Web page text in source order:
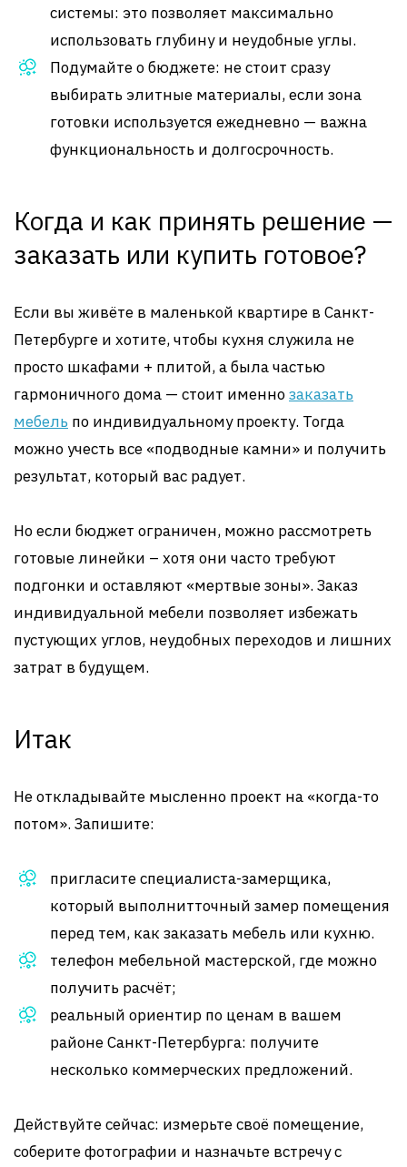
системы: это позволяет максимально
использовать глубину и неудобные углы.
Подумайте о бюджете: не стоит сразу
выбирать элитные материалы, если зона
готовки используется ежедневно — важна
функциональность и долгосрочность.
Когда и как принять решение —
заказать или купить готовое?
Если вы живёте в маленькой квартире в Санкт-
Петербурге и хотите, чтобы кухня служила не
просто шкафами + плитой, а была частью
гармоничного дома — стоит именнозаказать
мебель по индивидуальному проекту. Тогда
можно учесть все «подводные камни» и получить
результат, который вас радует.
Но если бюджет ограничен, можно рассмотреть
готовые линейки – хотя они часто требуют
подгонки и оставляют «мертвые зоны». Заказ
индивидуальной мебели позволяет избежать
пустующих углов, неудобных переходов и лишних
затрат в будущем.
Итак
Не откладывайте мысленно проект на «когда-то
потом». Запишите:
пригласите специалиста-замерщика,
который выполнитточный замер помещения
перед тем, как заказать мебель или кухню.
телефон мебельной мастерской, где можно
получить расчёт;
реальный ориентир по ценам в вашем
районе Санкт-Петербурга: получите
несколько коммерческих предложений.
Действуйте сейчас: измерьте своё помещение,
соберите фотографии и назначьте встречу с